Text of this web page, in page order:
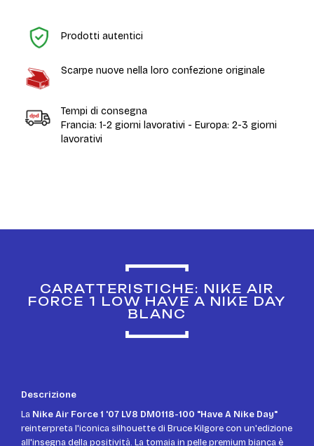
Prodotti autentici
Scarpe nuove nella loro confezione originale
Tempi di consegna
Francia: 1-2 giorni lavorativi - Europa: 2-3 giorni
lavorativi
CARATTERISTICHE: NIKE AIR
FORCE 1 LOW HAVE A NIKE DAY
BLANC
Descrizione
La Nike Air Force 1 '07 LV8 DM0118-100 "Have A Nike Day"
reinterpreta l'iconica silhouette di Bruce Kilgore con un'edizione
all'insegna della positività. La tomaia in pelle premium bianca è